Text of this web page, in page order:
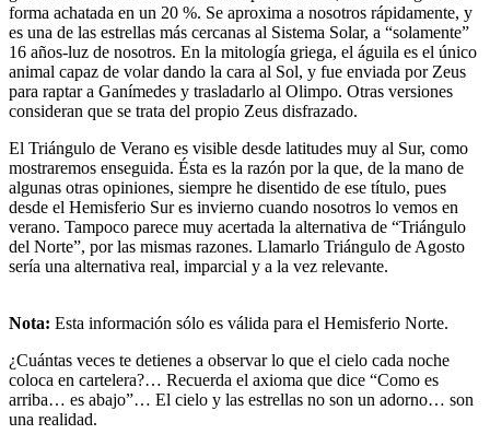
forma achatada en un 20 %. Se aproxima a nosotros rápidamente, y
es una de las estrellas más cercanas al Sistema Solar, a “solamente”
16 años-luz de nosotros. En la mitología griega, el águila es el único
animal capaz de volar dando la cara al Sol, y fue enviada por Zeus
para raptar a Ganímedes y trasladarlo al Olimpo. Otras versiones
consideran que se trata del propio Zeus disfrazado.
El Triángulo de Verano es visible desde latitudes muy al Sur, como
mostraremos enseguida. Ésta es la razón por la que, de la mano de
algunas otras opiniones, siempre he disentido de ese título, pues
desde el Hemisferio Sur es invierno cuando nosotros lo vemos en
verano. Tampoco parece muy acertada la alternativa de “Triángulo
del Norte”, por las mismas razones. Llamarlo Triángulo de Agosto
sería una alternativa real, imparcial y a la vez relevante.
Nota: Esta información sólo es válida para el Hemisferio Norte.
¿Cuántas veces te detienes a observar lo que el cielo cada noche
coloca en cartelera?… Recuerda el axioma que dice “Como es
arriba… es abajo”… El cielo y las estrellas no son un adorno… son
una realidad.